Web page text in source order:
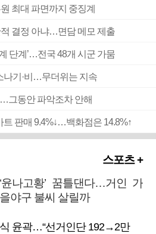
최대 파면까지 중징계
결정 아냐…면담 메모 제출
단계’…전국 48개 시군 가뭄
나기·비…무더위는 지속
그동안 파악조차 안해
판매 9.4%↓…백화점은 14.8%↑
스포츠 +
‘윤나고황’ 꿈틀댄다…거인 가
을야구 불씨 살릴까
윤곽…“선거인단 192→2만